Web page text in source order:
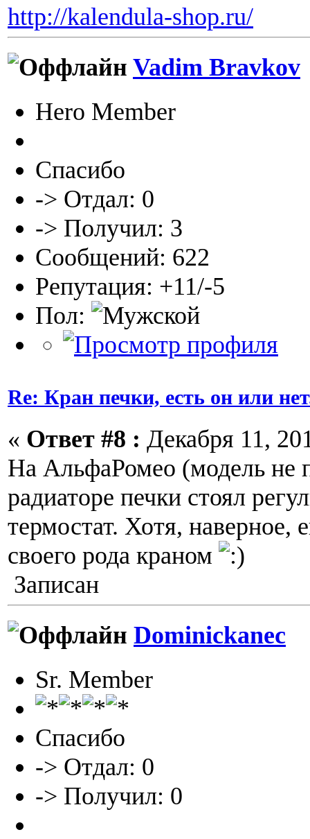
http://kalendula-shop.ru/
Vadim Bravkov
Hero Member
Спасибо
-> Отдал: 0
-> Получил: 3
Сообщений: 622
Репутация: +11/-5
Пол:
Re: Кран печки, есть он или
« Ответ #8 : Декабря 11,
На АльфаРомео (модель не
радиаторе печки стоял
термостат. Хотя, наверное,
своего рода краном
Записан
Dominickanec
Sr. Member
Спасибо
-> Отдал: 0
-> Получил: 0